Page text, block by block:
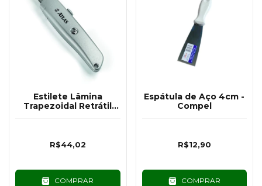
Estilete Lâmina
Trapezoidal Retrátil
R$44,02
COMPRAR
Espátula de Aço 4cm -
Compel
R$12,90
COMPRAR